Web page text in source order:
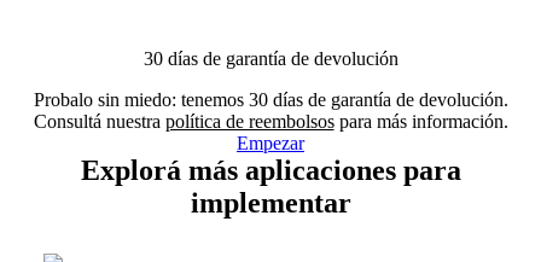
30 días de garantía de devolución
Probalo sin miedo: tenemos 30 días de garantía de devolución.
Consultá nuestra política de reembolsospara más información.
Empezar
Explorá más aplicaciones para
implementar